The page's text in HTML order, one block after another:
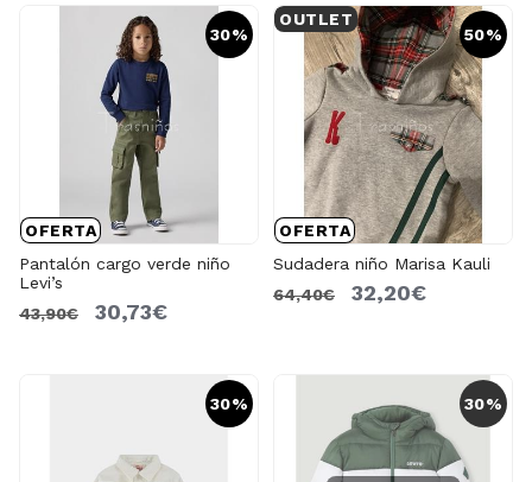
30%
OFERTA
Pantalón cargo verde niño
Levi’s
43,90€
30,73€
50%
OFERTA
OUTLET
Sudadera niño Marisa Kauli
64,40€
32,20€
30% 30%